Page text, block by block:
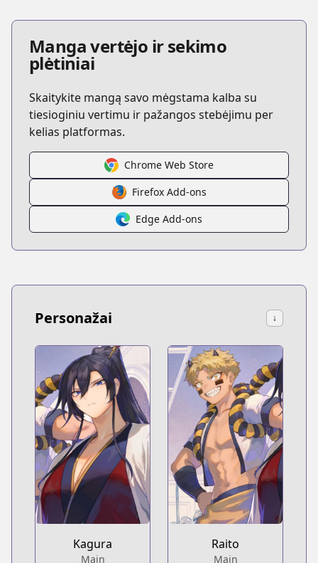
Manga vertėjo ir sekimo
plėtiniai
Skaitykite mangą savo mėgstama kalba su
tiesioginiu vertimu ir pažangos stebėjimu per
kelias platformas.
Chrome Web Store
Firefox Add-ons
Edge Add-ons
Personažai ↓
Kagura
Main
Raito
Main